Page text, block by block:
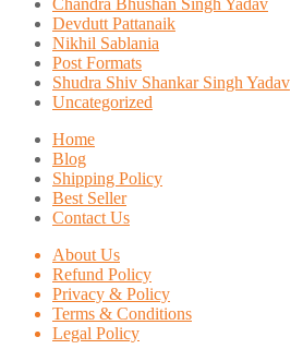
Chandra Bhushan Singh Yadav
Devdutt Pattanaik
Nikhil Sablania
Post Formats
Shudra Shiv Shankar Singh Yadav
Uncategorized
Home
Blog
Shipping Policy
Best Seller
Contact Us
About Us
Refund Policy
Privacy & Policy
Terms & Conditions
Legal Policy